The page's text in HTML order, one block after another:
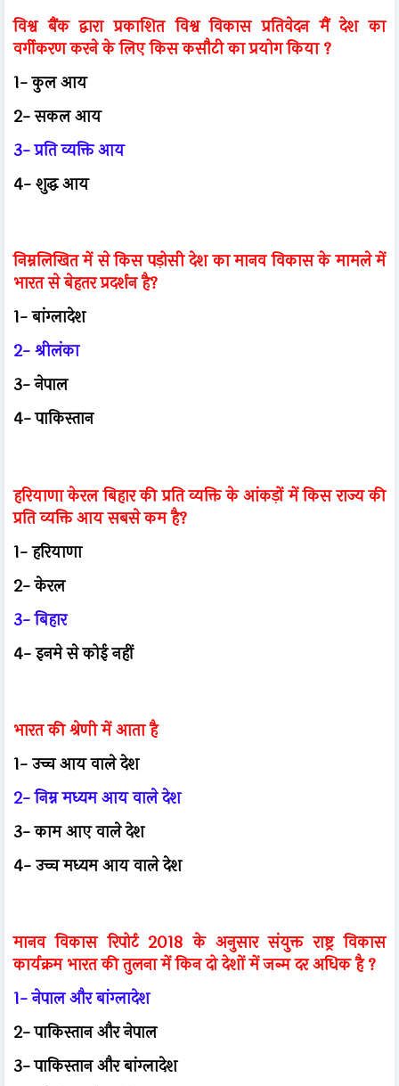
विश्व बैंक द्वारा प्रकाशित विश्व विकास प्रतिवेदन मैं देश का
वर्गीकरण करने के लिए किस कसौटी का प्रयोग किया ?
1- कुल आय
2- सकल आय
3- प्रति व्यक्ति आय
4- शुद्ध आय
निम्नलिखित में से किस पड़ोसी देश का मानव विकास के मामले में
भारत से बेहतर प्रदर्शन है?
1- बांग्लादेश
2- श्रीलंका
3- नेपाल
4- पाकिस्तान
हरियाणा केरल बिहार की प्रति व्यक्ति के आंकड़ों में किस राज्य की
प्रति व्यक्ति आय सबसे कम है?
1- हरियाणा
2- केरल
3- बिहार
4- इनमे से कोई नहीं
भारत की श्रेणी में आता है
1- उच्च आय वाले देश
2- निम्न मध्यम आय वाले देश
3- काम आए वाले देश
4- उच्च मध्यम आय वाले देश
मानव विकास रिपोर्ट 2018 के अनुसार संयुक्त राष्ट्र विकास
कार्यक्रम भारत की तुलना में किन दो देशों में जन्म दर अधिक है ?
1- नेपाल और बांग्लादेश
2- पाकिस्तान और नेपाल
3- पाकिस्तान और बांग्लादेश